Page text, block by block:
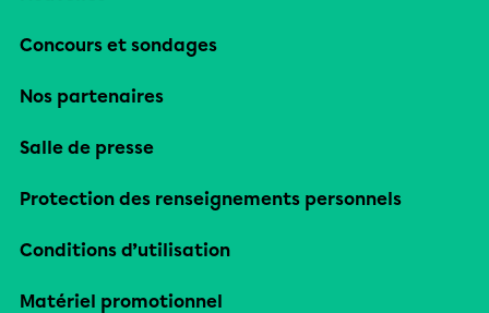
Concours et sondages
Nos partenaires
Salle de presse
Protection des renseignements personnels
Conditions d’utilisation
Matériel promotionnel